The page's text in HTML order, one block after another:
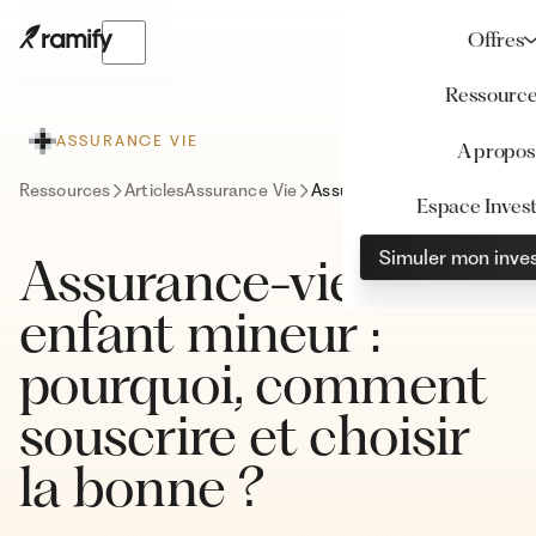
Offres
A propos
Espace
Simuler mon
ASSURANCE VIE
Ressources ArticlesAssurance Vie
Assurance-vie
enfant mineur :
pourquoi, comment
souscrire et choisir
la bonne ?